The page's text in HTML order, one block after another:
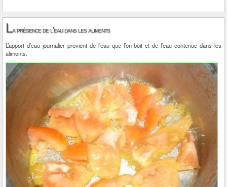
La présence de l’eau dans les aliments
L’apport d’eau journalier provient de l’eau que l’on boit et de l’eau contenue dans les
aliments.